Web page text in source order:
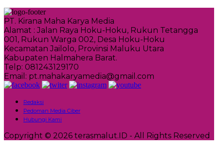
PT. Kirana Maha Karya Media
Alamat : Jalan Raya Hoku-Hoku, Rukun Tetangga
001, Rukun Warga 002, Desa Hoku-Hoku
Kecamatan Jailolo, Provinsi Maluku Utara
Kabupaten Halmahera Barat.
Telp: 081243129170
Email: pt.mahakaryamedia@gmail.com
Redaksi
Pedoman Media Ciber
Hubungi Kami
Copyright © 2026 terasmalut.ID - All Rights Reserved